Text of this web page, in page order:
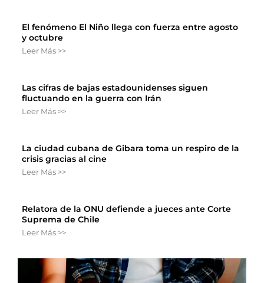
El fenómeno El Niño llega con fuerza entre agosto
y octubre
Leer Más >>
Las cifras de bajas estadounidenses siguen
fluctuando en la guerra con Irán
Leer Más >>
La ciudad cubana de Gibara toma un respiro de la
crisis gracias al cine
Leer Más >>
Relatora de la ONU defiende a jueces ante Corte
Suprema de Chile
Leer Más >>